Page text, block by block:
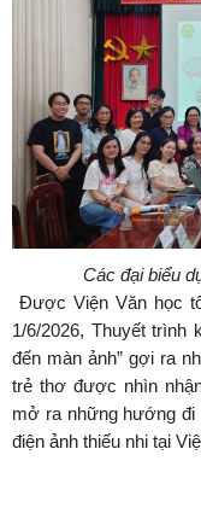
Các đại biểu
Được Viện Văn học
1/6/2026, Thuyết trình
đến màn ảnh” gợi ra
trẻ thơ được nhìn
mở ra những hướng đi
điện ảnh thiếu nhi tại